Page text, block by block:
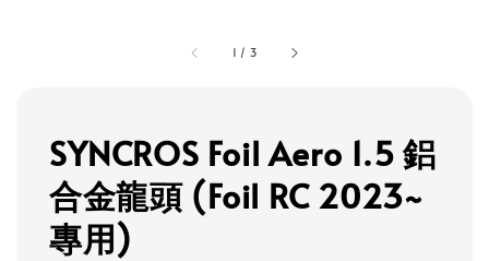
1 / 3
SYNCROS Foil Aero 1.5 鋁
合金龍頭 (Foil RC 2023~
專用)